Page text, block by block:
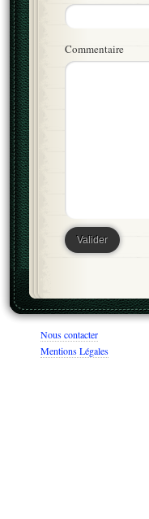
Commentaire
Nous contacter
Mentions Légales